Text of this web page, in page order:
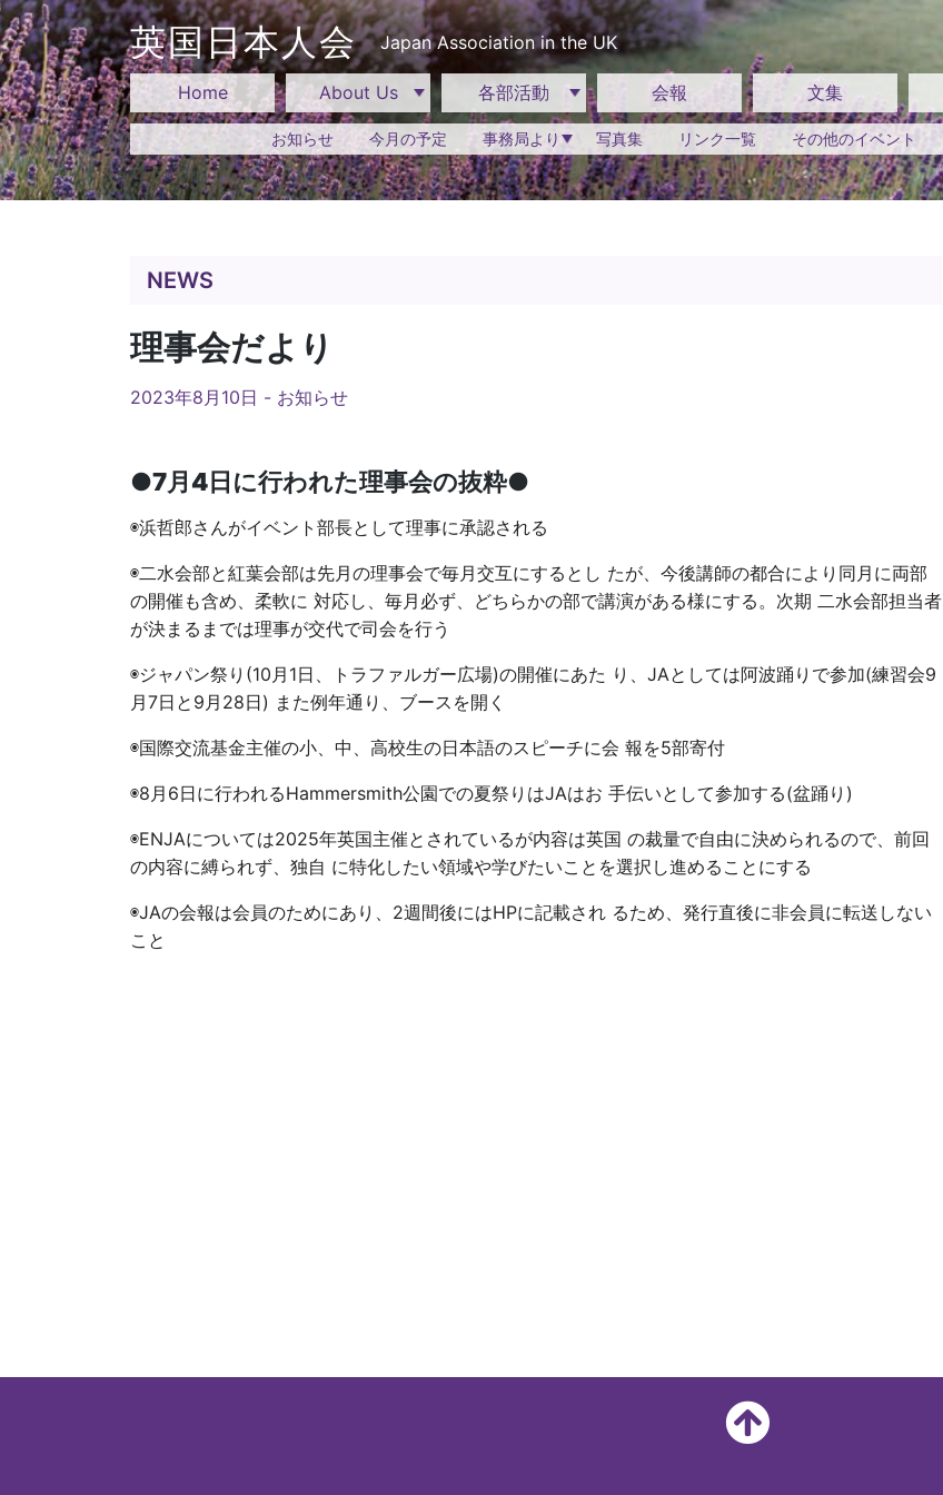
Skip
to
content
英国日本人会 Japan Association in the UK
Home About Us 各部活動 会報 文集
お知らせ 今月の予定 事務局より 写真集 リンク一覧 その他のイベント
NEWS
理事会だより
2023年8月10日 - お知らせ
●7月4日に行われた理事会の抜粋●
◉浜哲郎さんがイベント部長として理事に承認される
◉二水会部と紅葉会部は先月の理事会で毎月交互にするとし たが、今後講師の都合により同月に両部
の開催も含め、柔軟に 対応し、毎月必ず、どちらかの部で講演がある様にする。次期 二水会部担当者
が決まるまでは理事が交代で司会を行う
◉ジャパン祭り(10月1日、トラファルガー広場)の開催にあた り、JAとしては阿波踊りで参加(練習会9
月7日と9月28日) また例年通り、ブースを開く
◉国際交流基金主催の小、中、高校生の日本語のスピーチに会 報を5部寄付
◉8月6日に行われるHammersmith公園での夏祭りはJAはお 手伝いとして参加する(盆踊り)
◉ENJAについては2025年英国主催とされているが内容は英国 の裁量で自由に決められるので、前回
の内容に縛られず、独自 に特化したい領域や学びたいことを選択し進めることにする
◉JAの会報は会員のためにあり、2週間後にはHPに記載され るため、発行直後に非会員に転送しない
こと